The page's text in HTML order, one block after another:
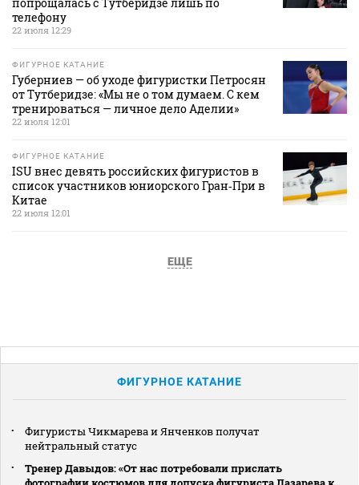
телефону
22 июля 12:29
ФИГУРНОЕ КАТАНИЕ
Губерниев — об уходе фигуристки Петросян
от Тутберидзе: «Мы не о том думаем. С кем
тренироваться — личное дело Аделии»
22 июля 12:01
ФИГУРНОЕ КАТАНИЕ
ISU внес девять российских фигуристов в
список участников юниорского Гран‑При в
Китае
22 июля 12:01
ЕЩЕ
ФИГУРНОЕ КАТАНИЕ
Фигуристы Чикмарева и Янченков получат
нейтральный статус
Тренер Давыдов: «От нас потребовали прислать